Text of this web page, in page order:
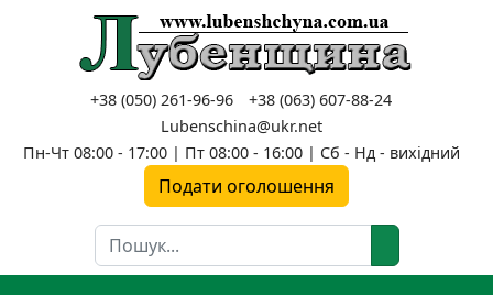
+38 (050) 261-96-96
+38 (063) 607-88-24
Lubenschina@ukr.net
Пн-Чт 08:00 - 17:00 | Пт 08:00 - 16:00 | Сб - Нд - вихідний
Подати оголошення
Пошук